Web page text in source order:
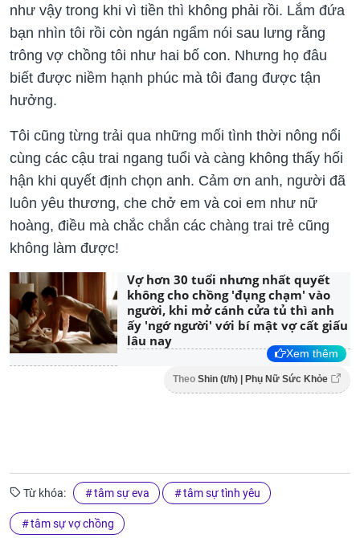
như vậy trong khi vì tiền thì không phải rồi. Lắm đứa
bạn nhìn tôi rồi còn ngán ngẩm nói sau lưng rằng
trông vợ chồng tôi như hai bố con. Nhưng họ đâu
biết được niềm hạnh phúc mà tôi đang được tận
hưởng.
Tôi cũng từng trải qua những mối tình thời nông nổi
cùng các cậu trai ngang tuổi và càng không thấy hối
hận khi quyết định chọn anh. Cảm ơn anh, người đã
luôn yêu thương, che chở em và coi em như nữ
hoàng, điều mà chắc chắn các chàng trai trẻ cũng
không làm được!
Vợ hơn 30 tuổi nhưng nhất quyết
không cho chồng 'đụng chạm' vào
người, khi mở cánh cửa tủ thì anh
ấy 'ngớ người' với bí mật vợ cất giấu
lâu nay
Xem thêm
Theo Shin (t/h) | Phụ Nữ Sức Khỏe
Từ khóa: tâm sự eva tâm sự tình yêu
tâm sự vợ chồng